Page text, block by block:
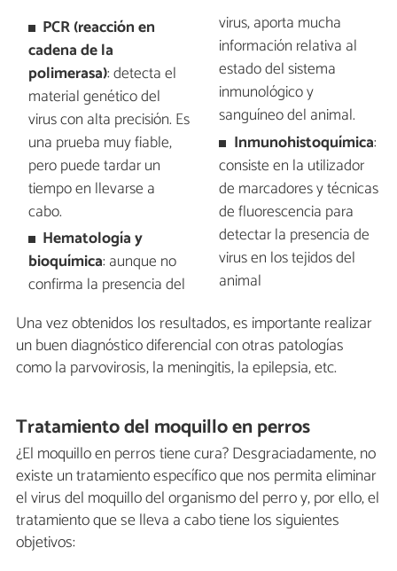
PCR (reacción en
cadena de la
polimerasa): detecta el
material genético del
virus con alta precisión. Es
una prueba muy fiable,
pero puede tardar un
tiempo en llevarse a
cabo.
Hematología y
bioquímica: aunque no
confirma la presencia del
virus, aporta mucha
información relativa al
estado del sistema
inmunológico y
sanguíneo del animal.
Inmunohistoquímica:
consiste en la utilizador
de marcadores y técnicas
de fluorescencia para
detectar la presencia de
virus en los tejidos del
animal
Una vez obtenidos los resultados, es importante realizar
un buen diagnóstico diferencial con otras patologías
como la parvovirosis, la meningitis, la epilepsia, etc.
Tratamiento del moquillo en perros
¿El moquillo en perros tiene cura? Desgraciadamente, no
existe un tratamiento específico que nos permita eliminar
el virus del moquillo del organismo del perro y, por ello, el
tratamiento que se lleva a cabo tiene los siguientes
objetivos: